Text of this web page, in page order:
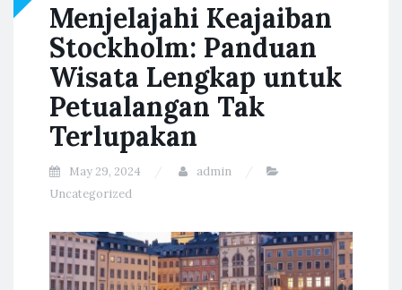
Menjelajahi Keajaiban
Stockholm: Panduan
Wisata Lengkap untuk
Petualangan Tak
Terlupakan
May 29, 2024
admin
Uncategorized